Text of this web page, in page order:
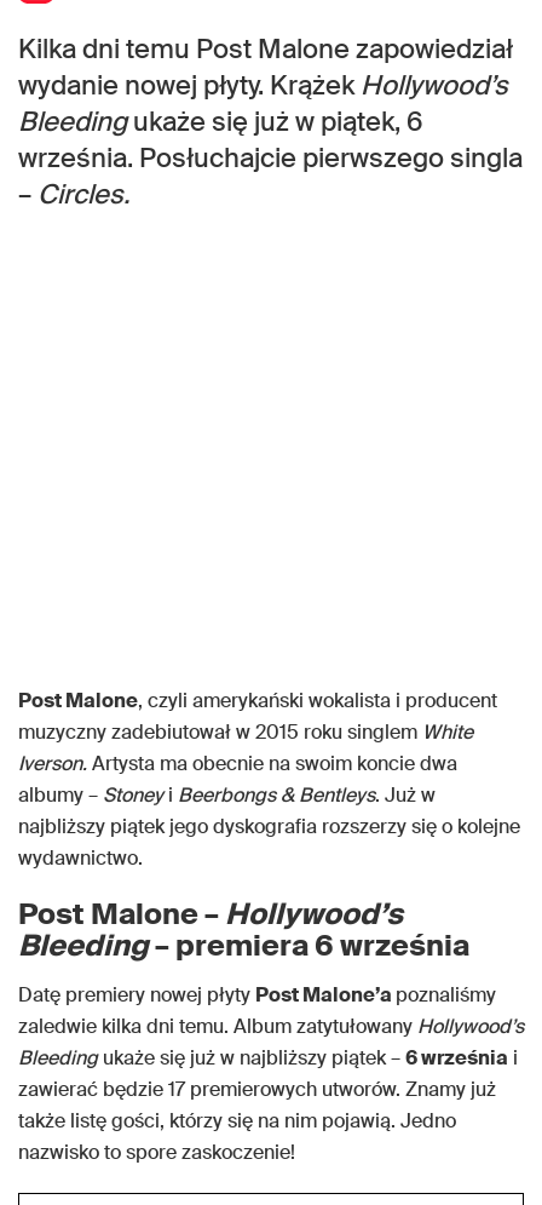
Kilka dni temu Post Malone zapowiedział
wydanie nowej płyty. Krążek Hollywood’s
Bleedingukaże się już w piątek, 6
września. Posłuchajcie pierwszego singla
– Circles.
Post Malone, czyli amerykański wokalista i producent
muzyczny zadebiutował w 2015 roku singlem White
Iverson.Artysta ma obecnie na swoim koncie dwa
albumy – Stoneyi Beerbongs & Bentleys. Już w
najbliższy piątek jego dyskografia rozszerzy się o kolejne
wydawnictwo.
Post Malone –Hollywood’s
Bleeding– premiera 6 września
Datę premiery nowej płyty Post Malone’a poznaliśmy
zaledwie kilka dni temu. Album zatytułowany Hollywood’s
Bleedingukaże się już w najbliższy piątek –6 września i
zawierać będzie 17 premierowych utworów. Znamy już
także listę gości, którzy się na nim pojawią. Jedno
nazwisko to spore zaskoczenie!